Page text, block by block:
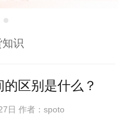
识
区别是什么？
日作者：spoto